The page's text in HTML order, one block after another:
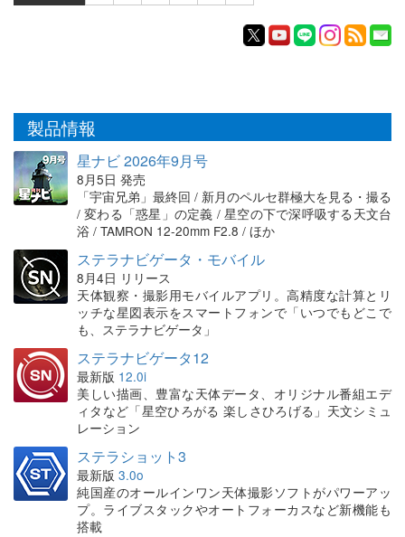
製品情報
星ナビ 2026年9月号
8月5日 発売
「宇宙兄弟」最終回 / 新月のペルセ群極大を見る・撮る
/ 変わる「惑星」の定義 / 星空の下で深呼吸する天文台
浴 / TAMRON 12-20mm F2.8 / ほか
ステラナビゲータ・モバイル
8月4日 リリース
天体観察・撮影用モバイルアプリ。高精度な計算とリ
ッチな星図表示をスマートフォンで「いつでもどこで
も、ステラナビゲータ」
ステラナビゲータ12
最新版 12.0i
美しい描画、豊富な天体データ、オリジナル番組エデ
ィタなど「星空ひろがる 楽しさひろげる」天文シミュ
レーション
ステラショット3
最新版 3.0o
純国産のオールインワン天体撮影ソフトがパワーアッ
プ。ライブスタックやオートフォーカスなど新機能も
搭載